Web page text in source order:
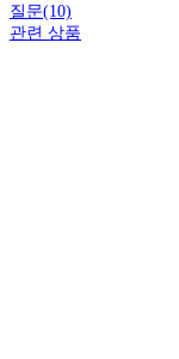
질문(10)
관련 상품